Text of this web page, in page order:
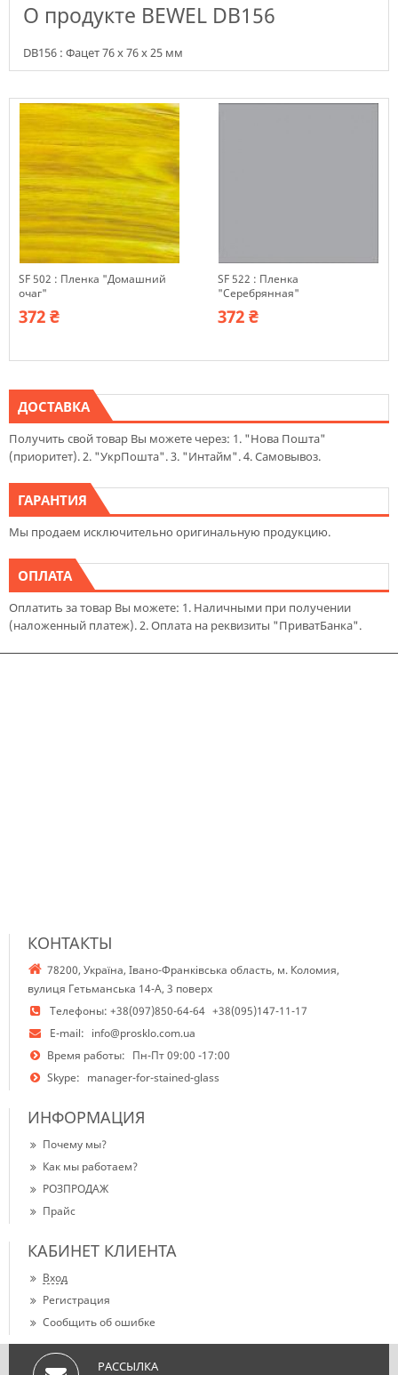
О продукте BEWEL DB156
DB156 : Фацет 76 х 76 х 25 мм
SF 502 : Пленка "Домашний
очаг"
372 ₴
SF 522 : Пленка
"Серебрянная"
372 ₴
ДОСТАВКА
Получить свой товар Вы можете через: 1. "Нова Пошта"
(приоритет). 2. "УкрПошта". 3. "Интайм". 4. Самовывоз.
ГАРАНТИЯ
Мы продаем исключительно оригинальную продукцию.
ОПЛАТА
Оплатить за товар Вы можете: 1. Наличными при получении
(наложенный платеж). 2. Оплата на реквизиты "ПриватБанка".
КОНТАКТЫ
78200, Україна, Івано-Франківська область, м. Коломия,
вулиця Гетьманська 14-А, 3 поверх
Телефоны: +38(097)850-64-64 +38(095)147-11-17
E-mail: info@prosklo.com.ua
Время работы: Пн-Пт 09:00 -17:00
Skype: manager-for-stained-glass
ИНФОРМАЦИЯ
Почему мы?
Как мы работаем?
РОЗПРОДАЖ
Прайс
КАБИНЕТ КЛИЕНТА
Вход
Регистрация
Сообщить об ошибке
РАССЫЛКА